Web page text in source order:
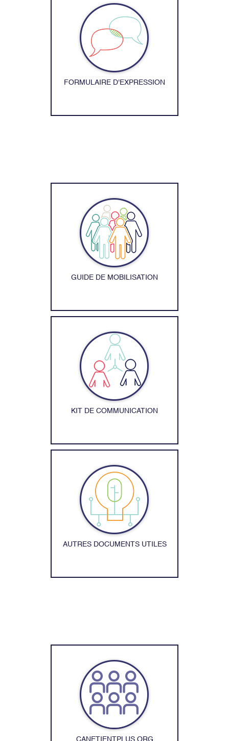
FORMULAIRE D'EXPRESSION
GUIDE DE MOBILISATION
KIT DE COMMUNICATION
AUTRES DOCUMENTS UTILES
CANETIENTPLUS.ORG